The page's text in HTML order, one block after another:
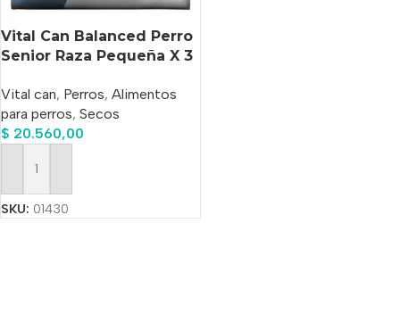
Vital Can Balanced Perro
Senior Raza Pequeña X 3
Vital can, Perros, Alimentos
para perros, Secos
$ 20.560,00
Añadir Al Carrito
SKU: 01430